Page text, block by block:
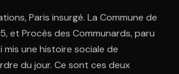
photo, pointe sur le code. C'est gratuit à
Paris insurgé. La Commune de
et Procès des Communards, paru
mis une histoire sociale de
du jour. Ce sont ces deux